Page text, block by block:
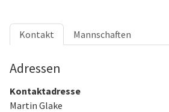
Kontakt Mannschaften
Adressen
Kontaktadresse
Martin Glake